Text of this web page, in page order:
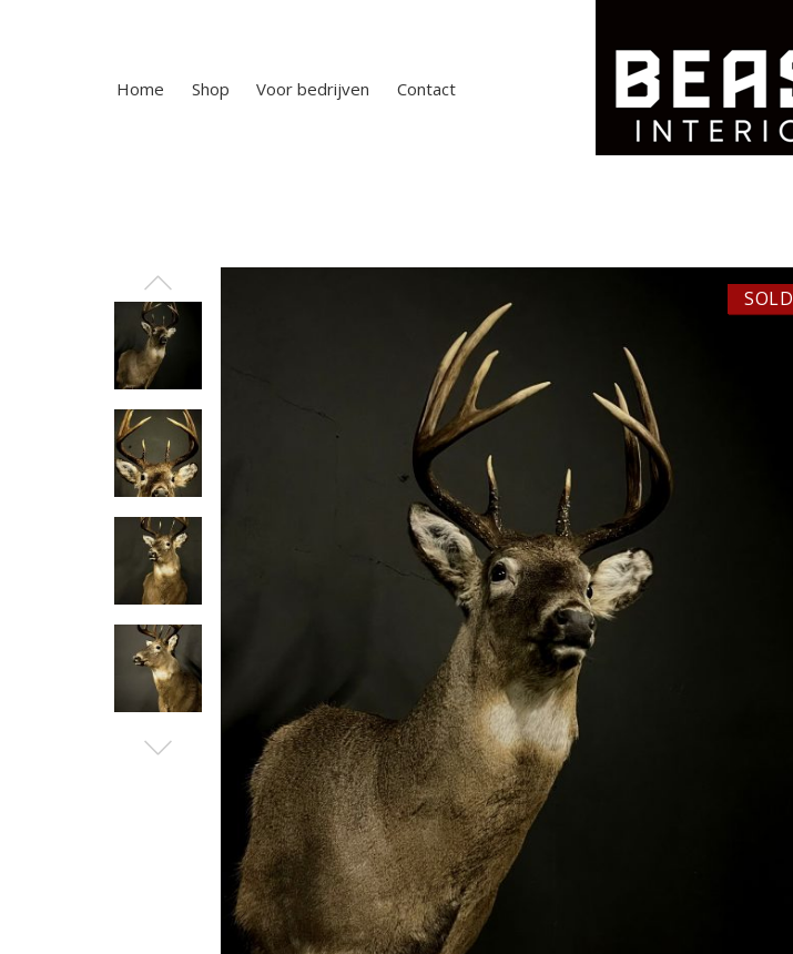
Home Shop Voor bedrijven Contact
SOLD